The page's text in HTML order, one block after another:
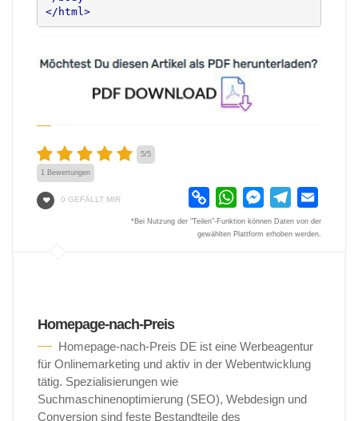
</html>
5/5
1 Bewertungen
0 GEFÄLLT MIR
Copy
Link
WhatsAppMessenger
Telegram
*Bei Nutzung der "Teilen"-Funktion können Daten von der
gewählten Plattform erhoben werden.
Homepage-nach-Preis
Homepage-nach-Preis DE ist eine Werbeagentur
für Onlinemarketing und aktiv in der Webentwicklung
tätig. Spezialisierungen wie
Suchmaschinenoptimierung (SEO), Webdesign und
Conversion sind feste Bestandteile des